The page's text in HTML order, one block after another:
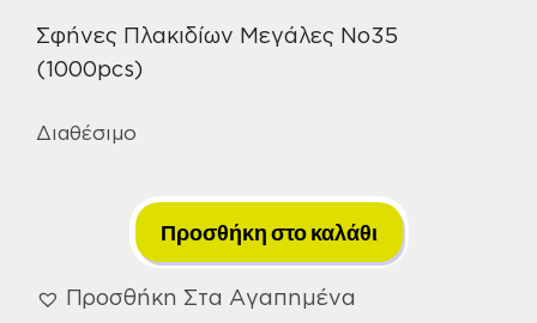
Σφήνες Πλακιδίων Μεγάλες No35
(1000pcs)
Διαθέσιμο
Πλακιδίων
Μεγάλες
No35
Προσθήκη στο καλάθι
Προσθήκη Στα Αγαπημένα